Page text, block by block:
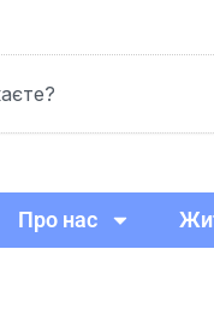
Про нас